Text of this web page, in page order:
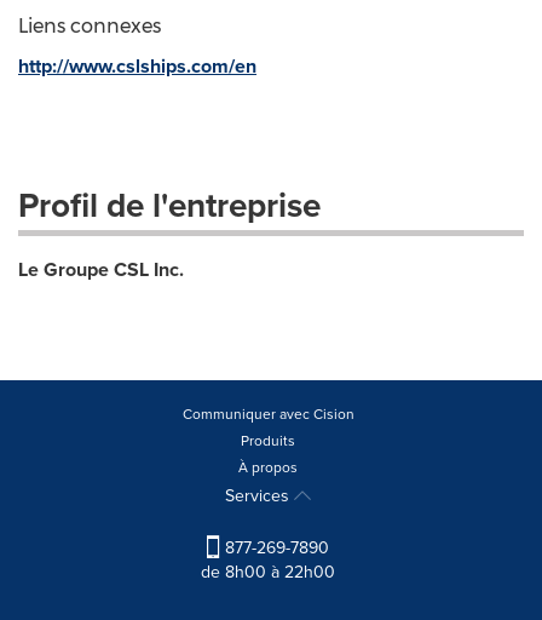
Liens connexes
http://www.cslships.com/en
Profil de l'entreprise
Le Groupe CSL Inc.
Communiquer avec Cision
Produits
À propos
Services
877-269-7890
de 8h00 à 22h00